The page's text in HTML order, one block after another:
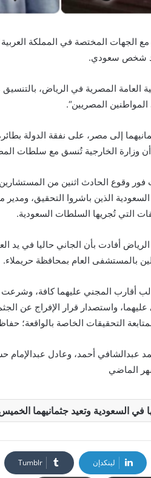
مع الجهات المختصة في المملكة
يد شخص سعودي.
العامة المصرية في الرياض،
المصريين“.
إلى مصر، على نفقة الدولة
فور وقوع الحادث اثنين من
الذين باشروا التحقيق، ومدير
التي تُجريها السلطات السعودية.
أفادت بأن الجاني حاليا في يد
بالمستشفى العام بمحافظة حريملاء.
أقارب المجني عليهما كافة، وشرعت
واستصدار قرار الإفراج عن
التحقيقات الخاصة بالواقعة؛
عبدالشافي أحمد، وعادل
الماضي
في السعودية وتعيد جثمانيهما
لينكدإن